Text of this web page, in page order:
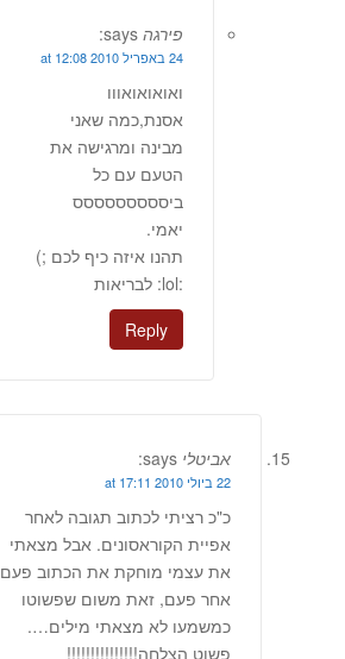
פירגה says:
24 באפריל 2010 at 12:08
ואואואואווו
אסנת,כמה שאני
מבינה ומרגישה את
הטעם עם כל
ביססססססססס
יאמי.
תהנו איזה כיף לכם ;)
:lol: לבריאות
Reply
אביטלי says:
22 ביולי 2010 at 17:11
כ"כ רציתי לכתוב תגובה לאחר
אפיית הקוראסונים. אבל מצאתי
את עצמי מוחקת את הכתוב פעם
אחר פעם, זאת משום שפשוטו
כמשמעו לא מצאתי מילים….
פשוט הצלחה!!!!!!!!!!!!!!!